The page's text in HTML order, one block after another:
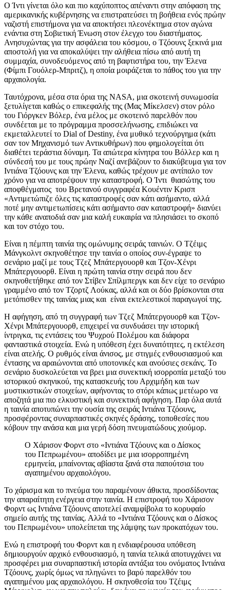
Ο Ίντι γίνεται όλο και πιο καχύποπτος απέναντι στην απόφαση της
αμερικανικής κυβέρνησης να επιστρατεύσει τη βοήθεια ενός πρώην
ναζιστή επιστήμονα για να αποκτήσει πλεονέκτημα στον αγώνα
ενάντια στη Σοβιετική Ένωση στον έλεγχο του διαστήματος.
Ανησυχώντας για την ασφάλεια του κόσμου, ο Τζόουνς ξεκινά μια
αποστολή για να αποκαλύψει την αλήθεια πίσω από αυτή τη
συμμαχία, συνοδευόμενος από τη βαφτιστήρα του, την Έλενα
(Φίμπι Γουόλερ-Μπριτζ), η οποία μοιράζεται το πάθος του για την
αρχαιολογία.
Ταυτόχρονα, μέσα στα όρια της NASA, μια σκοτεινή συνωμοσία
ξετυλίγεται καθώς ο επικεφαλής της (Μας Μίκελσεν) στον ρόλο
του Γιόργκεν Βόλερ, ένα μέλος με σκοτεινό παρελθόν που
συνδέεται με το πρόγραμμα προσσελήνωσης, επιδιώκει να
εκμεταλλευτεί το Dial of Destiny, ένα μυθικό τεχνούργημα (κάτι
σαν τον Μηχανισμό των Αντικυθήρων) που φημολογείται ότι
διαθέτει τεράστια δύναμη. Τα απώτερα κίνητρα του Βόλλερ και η
σύνδεσή του με τους πρώην Ναζί ανεβάζουν το διακύβευμα για τον
Ιντιάνα Τζόουνς και την Έλενα, καθώς τρέχουν με αντίπαλο τον
χρόνο για να αποτρέψουν την καταστροφή. Ο Ίντι θιασώτης του
αποφθέγματος του Βρετανού συγγραφέα Κουέντιν Κρισπ
«Αντιμετώπιζε όλες τις καταστροφές σαν κάτι ασήμαντο, αλλά
ποτέ μην αντιμετωπίσεις κάτι ασήμαντο σαν καταστροφή» διανύει
την κάθε αναποδιά σαν μια καλή ευκαιρία να πλησιάσει το σκοπό
και τον στόχο του.
Είναι η πέμπτη ταινία της ομώνυμης σειράς ταινιών. Ο Τζέιμς
Μάνγκολντ σκηνοθέτησε την ταινία ο οποίος συν-έγραψε το
σενάριο μαζί με τους Τζεζ Μπάτεργουορθ και Τζον-Χένρι
Μπάτεργουορθ. Είναι η πρώτη ταινία στην σειρά που δεν
σκηνοθετήθηκε από τον Στίβεν Σπίλμπεργκ και δεν είχε το σενάριο
γραμμένο από τον Τζορτζ Λούκας, αλλά και οι δύο βρίσκονται στα
μετόπισθεν της ταινίας μιας και είναι εκτελεστικοί παραγωγοί της.
Η αφήγηση, από τη συγγραφή των Τζεζ Μπάτεργουορθ και Τζον-
Χένρι Μπάτεργουορθ, επιχειρεί να συνδυάσει την ιστορική
ίντριγκα, τις εντάσεις του Ψυχρού Πολέμου και διάφορα
φανταστικά στοιχεία. Ενώ η υπόθεση έχει δυνατότητες, η εκτέλεση
είναι ατελής. Ο ρυθμός είναι άνισος, με στιγμές ενθουσιασμού και
έντασης να αραιώνονται από υποτονικές και ανούσιες σεκάνς. Το
σενάριο δυσκολεύεται να βρει μια συνεκτική ισορροπία μεταξύ του
ιστορικού σκηνικού, της κατασκευής του Αρχιμήδη και των
μυστικιστικών στοιχείων, αφήνοντας το στόρι κάπως μετέωρο να
αποζητά μια πιο ελκυστική και συνεκτική αφήγηση. Παρ όλα αυτά
η ταινία αποτυπώνει την ουσία της σειράς Ιντιάνα Τζόουνς,
προσφέροντας συναρπαστικές σκηνές δράσης, τοποθεσίες που
κόβουν την ανάσα και μια γερή δόση πνευματώδους χιούμορ.
Ο Χάρισον Φορντ στο «Ιντιάνα Τζόουνς και ο Δίσκος
του Πεπρωμένου» αποδίδει με μια ισορροπημένη
ερμηνεία, μπαίνοντας αβίαστα ξανά στα παπούτσια του
αγαπημένου αρχαιολόγου.
Το χάρισμα και το πνεύμα του παραμένουν άθικτα, προσδίδοντας
την απαραίτητη ενέργεια στην ταινία. Η επιστροφή του Χάρισον
Φορντ ως Ιντιάνα Τζόουνς αποτελεί αναμφίβολα το κορυφαίο
σημείο αυτής της ταινίας. Αλλά το «Ιντιάνα Τζόουνς και ο Δίσκος
του Πεπρωμένου» υπολείπεται της λάμψης των προκατόχων του.
Ενώ η επιστροφή του Φορντ και η ενδιαφέρουσα υπόθεση
δημιουργούν αρχικό ενθουσιασμό, η ταινία τελικά αποτυγχάνει να
προσφέρει μια συναρπαστική ιστορία αντάξια του ονόματος Ιντιάνα
Τζόουνς, χωρίς όμως να πληγώνει το βαρύ παρελθόν του
αγαπημένου μας αρχαιολόγου. Η σκηνοθεσία του Τζέιμς